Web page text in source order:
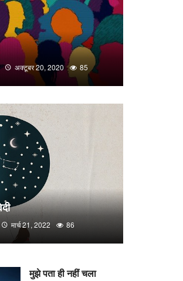
अक्टूबर 20, 2020 85
मार्च 21, 2022 86
मुझे पता ही नहीं चला